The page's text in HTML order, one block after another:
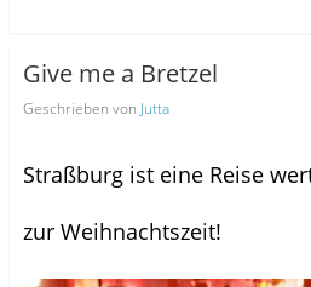
Give me a Bretzel
Geschrieben von Jutta
Straßburg ist eine Reise
zur Weihnachtszeit!